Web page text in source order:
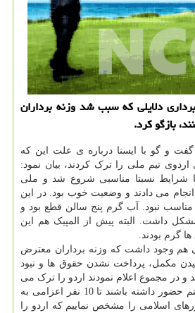
دلایلی که سبب شد وزنه برداران
بازگو کرد.
و گو با ایسنا درباره ی علت این که
تیم ملی را ترک کردند، بیان نمود:
شرایط نسبتا مناسبی شروع شد و ملی
می دادند و وضعیت خوب بود. در این
مناسب نبود. آب گرم پنج سالن قطع بود و
داشت. البته پیش از المپیک هم این
گرم بودند.
هم وجود داشت که وزنه برداران معترض
مکمل، پرداخت نشدن حقوق ها و نبود
و در مجموع اعلام نمودند اردو را ترک می
کنند. حتی من می خواستم حضور داشته باشند تا 10 نفر اعزامی به
اسلامی را مشخص نماییم که اردو را